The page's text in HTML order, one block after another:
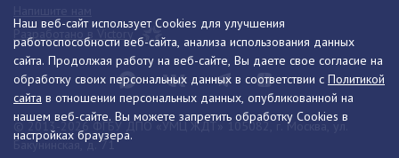
Наш веб-сайт использует Cookies для улучшения
работоспособности веб-сайта, анализа использования данных
сайта. Продолжая работу на веб-сайте, Вы даете свое согласие на
обработку своих персональных данных в соответствии с Политикой
сайта в отношении персональных данных, опубликованной на
нашем веб-сайте. Вы можете запретить обработку Cookies в
настройках браузера.
© 2013-2026 ФГБУ ДПО «УМЦ ЖДТ» 105082, г. Москва, ул.
Бакунинская, д. 71
Разработано в Victory